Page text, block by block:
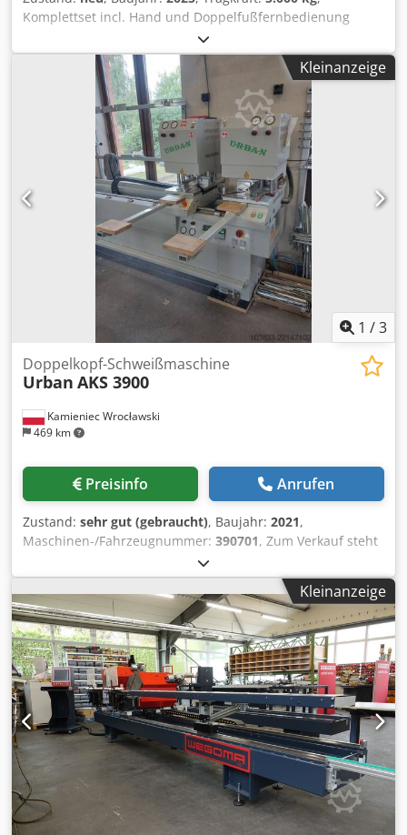
Komplettset incl. Hand und Doppelfußfernbedienung
Digitalanzeige für Geschwindigkeit Hydraulische
höhenverstellung Maße: höhe gekippt min: 800mm höhe
gekippt max: 1900mm höhe waagrecht min: 1050mm höhe
waagrecht max: 2000mm Durchmesser der
Aufspannscheibe 1500mm Länge 2900mm, Breite 1400mm
Gewicht 3200 Kg Geschwindigkeit von 0,01 bis ca. 0,9
U/min. CE Zert Dedpfsl Dq U Uox Abvjwa
Kleinanzeige
1 /3
Kamieniec Wrocławski
469 km
Doppelkopf-Schweißmaschine
Urban AKS 3900
Preisinfo Anrufen
Zustand: sehr gut (gebraucht), Baujahr: 2021,
Maschinen-/Fahrzeugnummer: 390701, Zum Verkauf steht
eine Zweikopf-Schweißmaschine URBAN Modell AKS 3900.
Die Maschine ist voll funktionsfähig. Sie wurde im
Einschichtbetrieb eingesetzt. Baujahr 2021.
Rechnungskauf 2022. Dodpfxozd Ra Ts Abvswa
Kleinanzeige